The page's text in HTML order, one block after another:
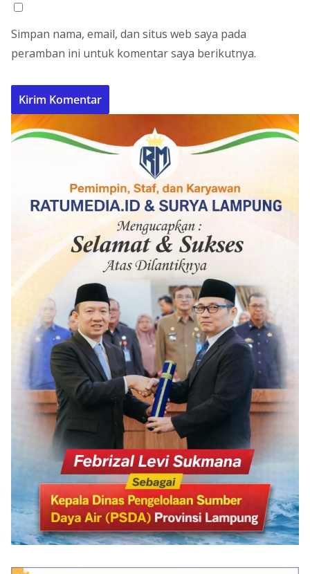
Simpan nama, email, dan situs web saya pada
peramban ini untuk komentar saya berikutnya.